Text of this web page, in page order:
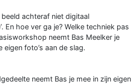
achteraf niet digitaal
En hoe ver ga je? Welke techniek pas
neemt Bas Meelker je
foto’s aan de slag.
neemt Bas je mee in zijn eigen